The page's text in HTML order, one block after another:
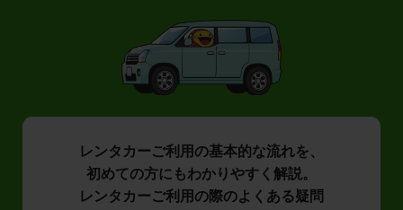
レンタカーご利用の基本的な流れを、
初めての方にもわかりやすく解説。
レンタカーご利用の際のよくある疑問